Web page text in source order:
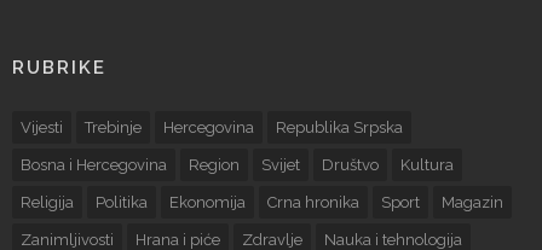
RUBRIKE
Vijesti Trebinje Hercegovina Republika Srpska
Bosna i Hercegovina Region Svijet Društvo Kultura
Religija Politika Ekonomija Crna hronika Sport Magazin
Zanimljivosti Hrana i piće Zdravlje Nauka i tehnologija